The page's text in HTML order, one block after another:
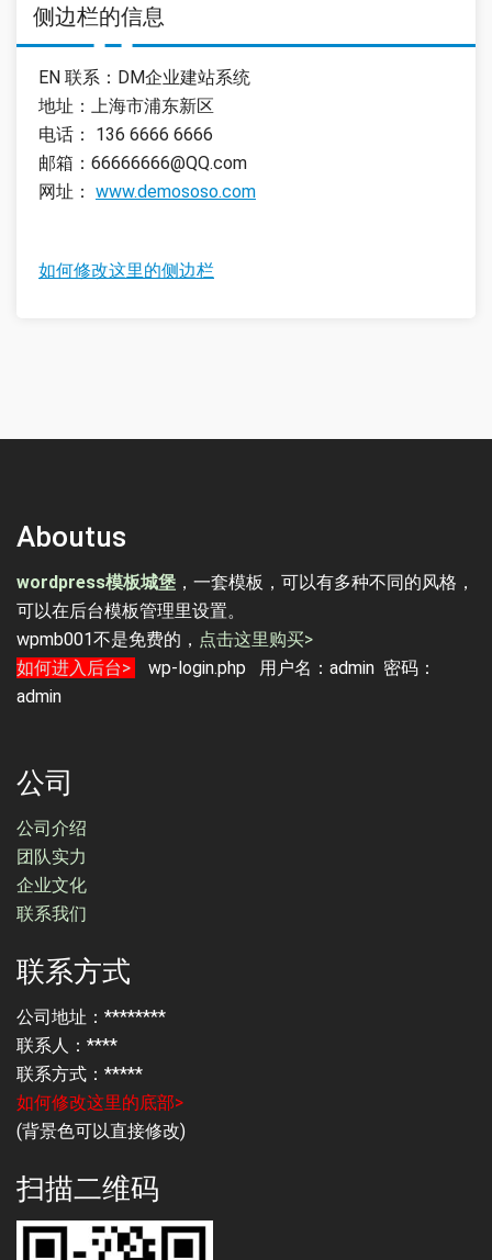
侧边栏的信息
EN 联系：DM企业建站系统
地址：上海市浦东新区
电话： 136 6666 6666
邮箱：66666666@QQ.com
网址： www.demososo.com
如何修改这里的侧边栏
Aboutus
wordpress模板城堡 ，一套模板，可以有多种不同的风格，
可以在后台模板管理里设置。
wpmb001不是免费的， 点击这里购买>
如何进入后台>
wp-login.php 用户名：admin 密码：
admin
公司
公司介绍
团队实力
企业文化
联系我们
联系方式
公司地址：********
联系人：****
联系方式：*****
如何修改这里的底部>
(背景色可以直接修改)
扫描二维码